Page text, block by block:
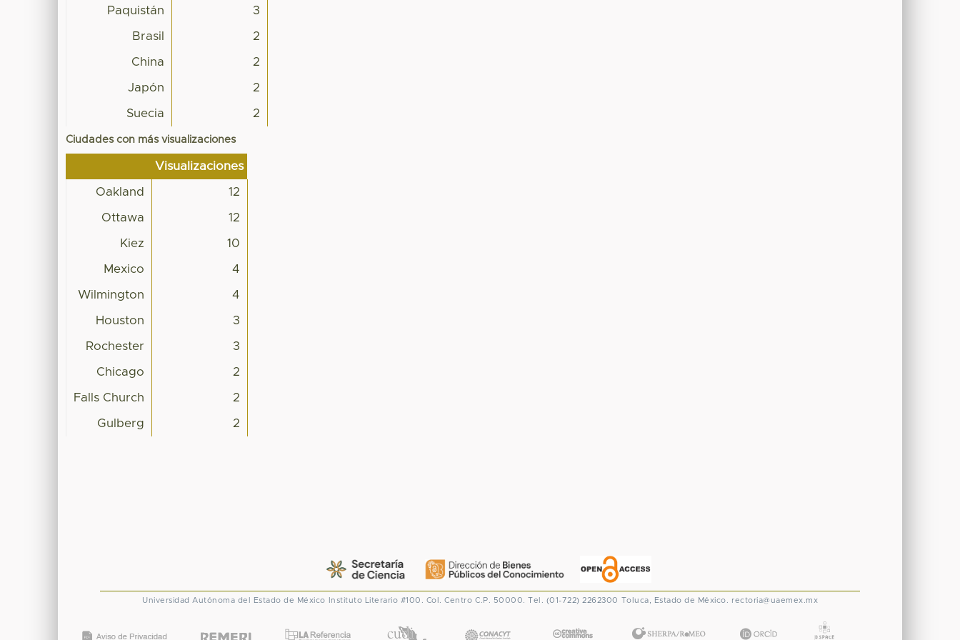
Paquistán 3
Brasil 2
China 2
Japón 2
Suecia 2
Ciudades con más visualizaciones
Visualizaciones
Oakland 12
Ottawa 12
Kiez 10
Mexico 4
Wilmington 4
Houston 3
Rochester 3
Chicago 2
Falls Church 2
Gulberg 2
Universidad Autónoma del Estado de México Instituto Literario #100. Col. Centro C.P. 50000. Tel. (01-722) 2262300 Toluca, Estado de México. rectoria@uaemex.mx